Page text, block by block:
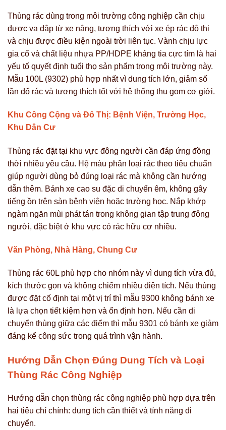
Thùng rác dùng trong môi trường công nghiệp cần chịu
được va đập từ xe nâng, tương thích với xe ép rác đô thị
và chịu được điều kiện ngoài trời liên tục. Vành chịu lực
gia cố và chất liệu nhựa PP/HDPE kháng tia cực tím là hai
yếu tố quyết định tuổi thọ sản phẩm trong môi trường này.
Mẫu 100L (9302) phù hợp nhất vì dung tích lớn, giảm số
lần đổ rác và tương thích tốt với hệ thống thu gom cơ giới.
Khu Công Cộng và Đô Thị: Bệnh Viện, Trường Học,
Khu Dân Cư
Thùng rác đặt tại khu vực đông người cần đáp ứng đồng
thời nhiều yêu cầu. Hệ màu phân loại rác theo tiêu chuẩn
giúp người dùng bỏ đúng loại rác mà không cần hướng
dẫn thêm. Bánh xe cao su đặc di chuyển êm, không gây
tiếng ồn trên sàn bệnh viện hoặc trường học. Nắp khớp
ngàm ngăn mùi phát tán trong không gian tập trung đông
người, đặc biệt ở khu vực có rác hữu cơ nhiều.
Văn Phòng, Nhà Hàng, Chung Cư
Thùng rác 60L phù hợp cho nhóm này vì dung tích vừa đủ,
kích thước gọn và không chiếm nhiều diện tích. Nếu thùng
được đặt cố định tại một vị trí thì mẫu 9300 không bánh xe
là lựa chọn tiết kiệm hơn và ổn định hơn. Nếu cần di
chuyển thùng giữa các điểm thì mẫu 9301 có bánh xe giảm
đáng kể công sức trong quá trình vận hành.
Hướng Dẫn Chọn Đúng Dung Tích và Loại
Thùng Rác Công Nghiệp
Hướng dẫn chọn thùng rác công nghiệp phù hợp dựa trên
hai tiêu chí chính: dung tích cần thiết và tính năng di
chuyển.